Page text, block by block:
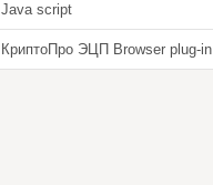
Java script
КриптоПро ЭЦП Browser plug-in